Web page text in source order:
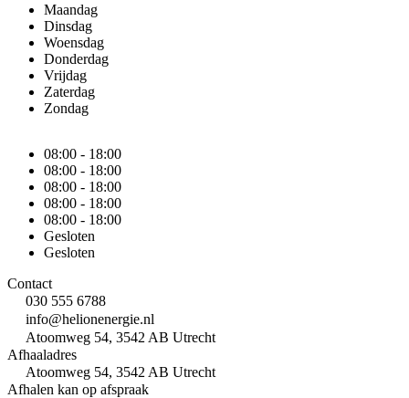
Maandag
Dinsdag
Woensdag
Donderdag
Vrijdag
Zaterdag
Zondag
08:00 - 18:00
08:00 - 18:00
08:00 - 18:00
08:00 - 18:00
08:00 - 18:00
Gesloten
Gesloten
Contact
030 555 6788
info@helionenergie.nl
Atoomweg 54, 3542 AB Utrecht
Afhaaladres
Atoomweg 54, 3542 AB Utrecht
Afhalen kan op afspraak